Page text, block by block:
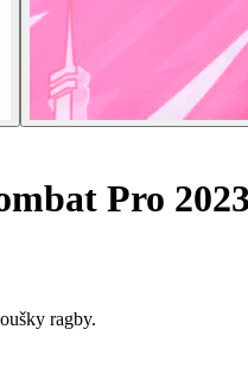
Pro
ragby.